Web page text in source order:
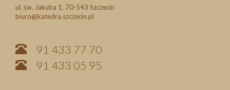
ul. św. Jakuba 1, 70-543 Szczecin
biuro@katedra.szczecin.pl
91 433 77 70
91 433 05 95